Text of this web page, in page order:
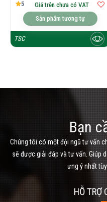
5
Giá trên chưa có VAT
Sản phẩm tương tự
TSC
Bạn
Chúng tôi có một đội ngũ tư vấn
sẽ được giải đáp và tư vấn. Giúp
ưng ý nhất
HỖ TRỢ